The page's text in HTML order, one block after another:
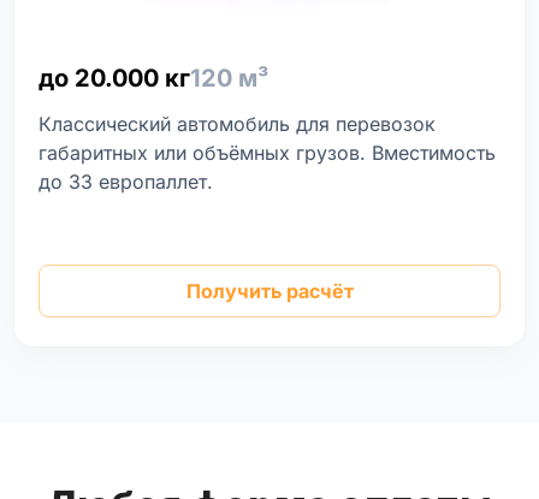
до 20.000 кг120 м³
Классический автомобиль для перевозок
габаритных или объёмных грузов. Вместимость
до 33 европаллет.
Получить расчёт